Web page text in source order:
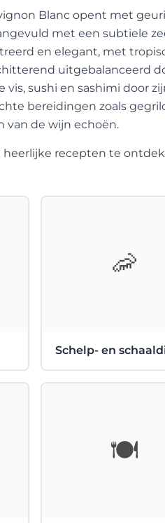
een bekende naam voor
naar excellentie in hun
tot uiting brengen in
Blanc opent met
met een subtiele
en elegant, met
uitgebalanceerd
sushi en sashimi door
bereidingen zoals
van de wijn echoën.
heerlijke recepten te
🦐
Schelp- en
🍽️